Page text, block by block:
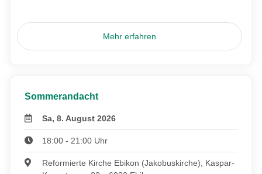
Mehr erfahren
Sommerandacht
Sa, 8. August 2026
18:00 - 21:00 Uhr
Reformierte Kirche Ebikon (Jakobuskirche), Kaspar-